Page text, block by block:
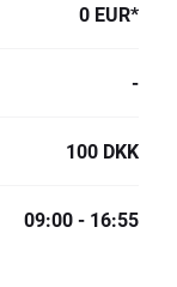
0 EUR*
-
100 DKK
09:00 - 16:55